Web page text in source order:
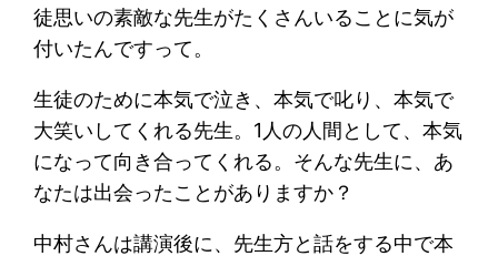
徒思いの素敵な先生がたくさんいることに気が
付いたんですって。
生徒のために本気で泣き、本気で叱り、本気で
大笑いしてくれる先生。1人の人間として、本気
になって向き合ってくれる。そんな先生に、あ
なたは出会ったことがありますか？
中村さんは講演後に、先生方と話をする中で本